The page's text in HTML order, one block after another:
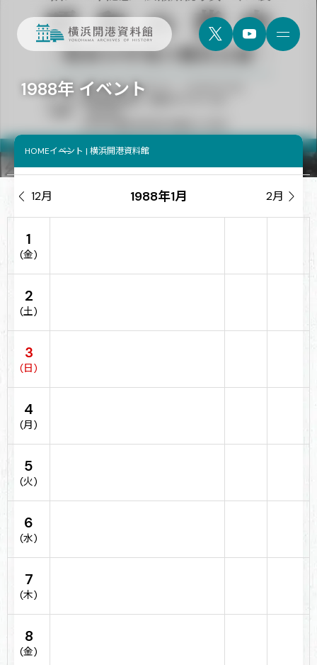
1988年 イベント
HOMEイベント | 横浜開港資料館
 12月 1988年1月 2月 
1
(金)
2
(土)
3
(日)
4
(月)
5
(火)
6
(水)
7
(木)
8
(金)